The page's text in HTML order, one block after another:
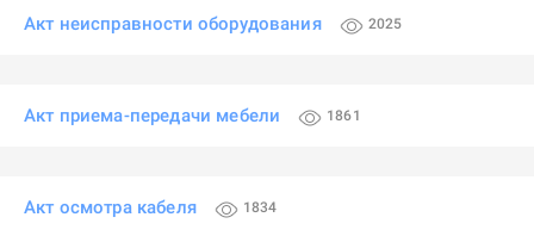
Акт неисправности оборудования 2025
Акт приема-передачи мебели 1861
Акт осмотра кабеля 1834